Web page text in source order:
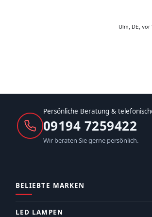
Ulm, DE, vor
Persönliche Beratung &
09194 7259422
Wir beraten Sie gerne persönlich.
BELIEBTE MARKEN
LED LAMPEN